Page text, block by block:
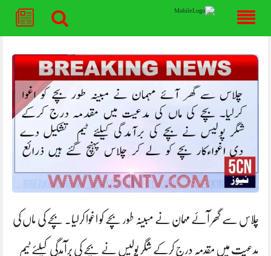
content
چلاس سے گھر آئے مہمان نے مبینہ طور بچے کو اغوا کرلیا۔ بچے کی ماں کی
مدعیت میں مقدمہ درج کرکے شگر پولیس نے بچے کی برآمدگی کیلئے ٹیم